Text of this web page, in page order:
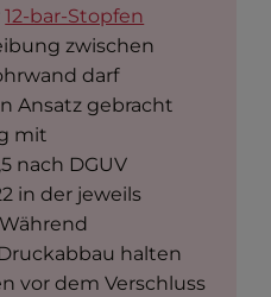
12-bar-Stopfen
zwischen
darf
Ansatz gebracht
mit
nach DGUV
in der jeweils
halten
vor dem Verschluss